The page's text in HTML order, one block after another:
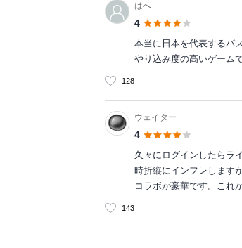
はへ
4
本当に日本を代表するパ
やり込み度の高いゲームで
128
ウェイター
4
久々にログインしたらラ
時折縦にインフレします
コラボが豪華です。これ
143